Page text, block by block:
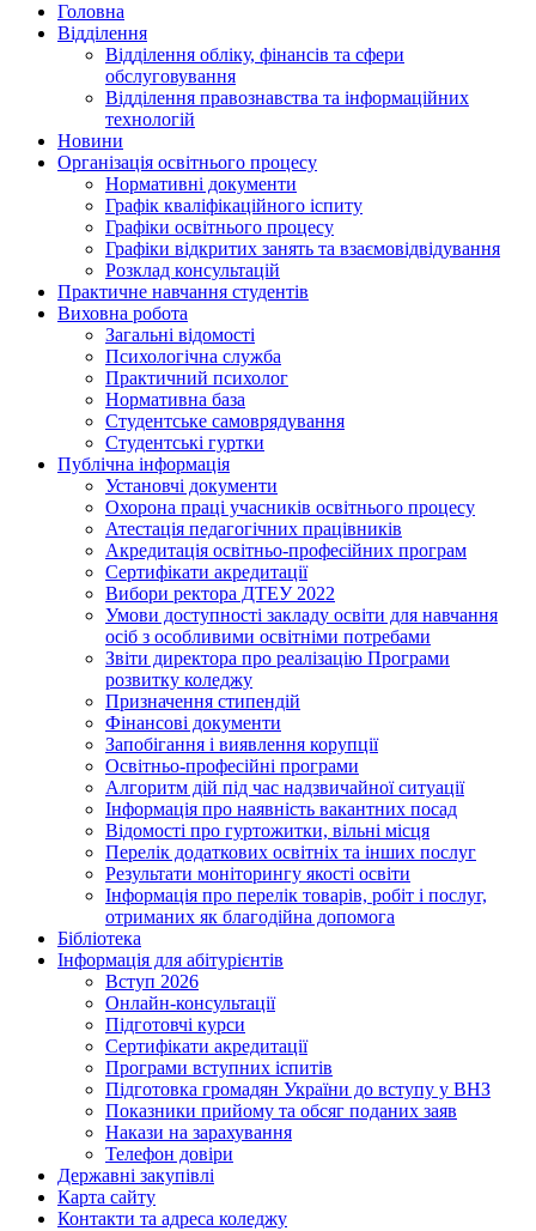
Головна
Відділення
Відділення обліку, фінансів та сфери
обслуговування
Відділення правознавства та інформаційних
технологій
Новини
Організація освітнього процесу
Нормативні документи
Графік кваліфікаційного іспиту
Графіки освітнього процесу
Графіки відкритих занять та взаємовідвідування
Розклад консультацій
Практичне навчання студентів
Виховна робота
Загальні відомості
Психологічна служба
Практичний психолог
Нормативна база
Студентське самоврядування
Студентські гуртки
Публічна інформація
Установчі документи
Охорона праці учасників освітнього процесу
Атестація педагогічних працівників
Акредитація освітньо-професійних програм
Сертифікати акредитації
Вибори ректора ДТЕУ 2022
Умови доступності закладу освіти для навчання
осіб з особливими освітніми потребами
Звіти директора про реалізацію Програми
розвитку коледжу
Призначення стипендій
Фінансові документи
Запобігання і виявлення корупції
Освітньо-професійні програми
Алгоритм дій під час надзвичайної ситуації
Інформація про наявність вакантних посад
Відомості про гуртожитки, вільні місця
Перелік додаткових освітніх та інших послуг
Результати моніторингу якості освіти
Інформація про перелік товарів, робіт і послуг,
отриманих як благодійна допомога
Бібліотека
Інформація для абітурієнтів
Вступ 2026
Онлайн-консультації
Підготовчі курси
Сертифікати акредитації
Програми вступних іспитів
Підготовка громадян України до вступу у ВНЗ
Показники прийому та обсяг поданих заяв
Накази на зарахування
Телефон довіри
Державні закупівлі
Карта сайту
Контакти та адреса коледжу